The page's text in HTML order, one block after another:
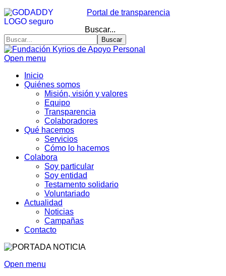
Portal de transparencia
Buscar...
Buscar
Open menu
Inicio
Quiénes somos
Misión, visión y valores
Equipo
Transparencia
Colaboradores
Qué hacemos
Servicios
Cómo lo hacemos
Colabora
Soy particular
Soy entidad
Testamento solidario
Voluntariado
Actualidad
Noticias
Campañas
Contacto
Open menu